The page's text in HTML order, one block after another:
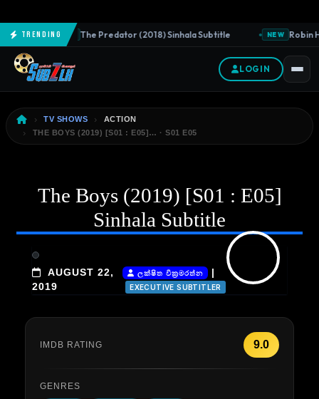
TrendingNEW The Predator (2018) Sinhala Subtitle NEW Robin
LOGIN
TV SHOWS
ACTION
THE BOYS (2019) [S01 : E05]… · S01 E05
The Boys (2019) [S01 : E05]
Sinhala Subtitle
AUGUST 22,
2019
ලක්ෂිත වික්‍රමරත්න |
EXECUTIVE SUBTITLER
IMDB RATING 9.0
GENRES